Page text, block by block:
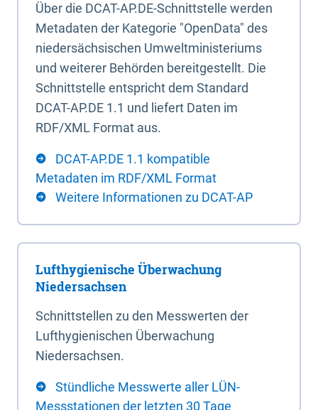
Über die DCAT-AP.DE-Schnittstelle werden
Metadaten der Kategorie "OpenData" des
niedersächsischen Umweltministeriums
und weiterer Behörden bereitgestellt. Die
Schnittstelle entspricht dem Standard
DCAT-AP.DE 1.1 und liefert Daten im
RDF/XML Format aus.
DCAT-AP.DE 1.1 kompatible
Metadaten im RDF/XML Format
Weitere Informationen zu DCAT-AP
Lufthygienische Überwachung
Niedersachsen
Schnittstellen zu den Messwerten der
Lufthygienischen Überwachung
Niedersachsen.
Stündliche Messwerte aller LÜN-
Messstationen der letzten 30 Tage